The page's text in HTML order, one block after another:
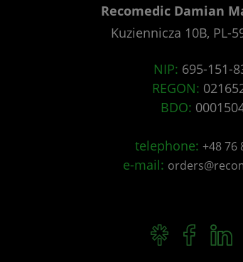
Recomedic Damian
Kuziennicza 10B, PL-
NIP: 695-151-
REGON:
BDO:
telephone: +48 76
e-mail: